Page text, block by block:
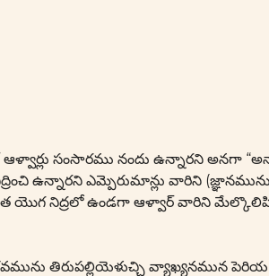
సంసారము నందు ఉన్నారని అనగా
ఉన్నారని ఎమ్పెరుమాన్లు వారిని
యొగ నిద్రలో ఉండగా ఆళ్వార్ వారిని మేల్కొలిపి
తిరుపల్లియెళుచ్చి వ్యాఖ్యనమున